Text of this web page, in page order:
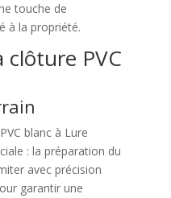
touche de
à la propriété.
PVC
blanc à Lure
: la préparation du
avec précision
garantir une